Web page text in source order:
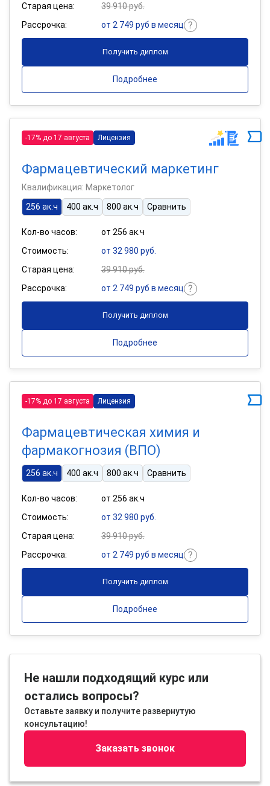
Старая цена:
39 910 руб.
Рассрочка:
от 2 749 руб в месяц
Получить диплом
Подробнее
-17% до 17 августа Лицензия
Фармацевтический маркетинг
Квалификация: Маркетолог
256 ак.ч
400 ак.ч 800 ак.ч Сравнить
Кол-во часов:
от 256 ак.ч
Стоимость:
от 32 980 руб.
Старая цена:
39 910 руб.
Рассрочка:
от 2 749 руб в месяц
Получить диплом
Подробнее
-17% до 17 августа Лицензия
Фармацевтическая химия и
фармакогнозия (ВПО)
256 ак.ч 400 ак.ч 800 ак.ч Сравнить
Кол-во часов:
от 256 ак.ч
Стоимость:
от 32 980 руб.
Старая цена:
39 910 руб.
Рассрочка:
от 2 749 руб в месяц
Получить диплом
Подробнее
Не нашли подходящий курс или
остались вопросы?
Оставьте заявку и получите развернутую
консультацию!
Заказать звонок